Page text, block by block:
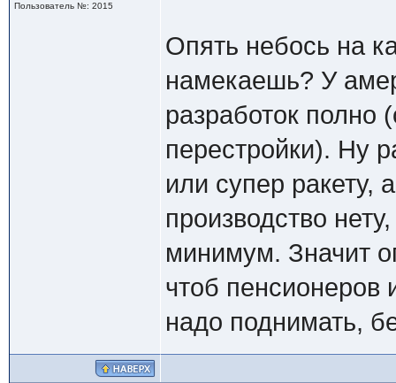
Пользователь №: 2015
Опять небось на
намекаешь? У
разработок полно
перестройки). Ну
или супер ракету,
производство
минимум. Значит
чтоб пенсионеров
надо поднимать,